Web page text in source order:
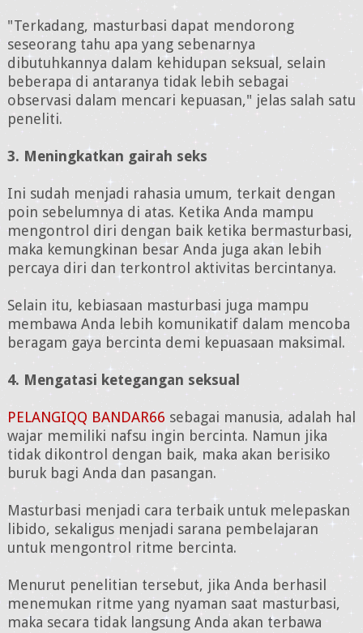
"Terkadang, masturbasi dapat mendorong
seseorang tahu apa yang sebenarnya
dibutuhkannya dalam kehidupan seksual, selain
beberapa di antaranya tidak lebih sebagai
observasi dalam mencari kepuasan," jelas salah satu
peneliti.
3. Meningkatkan gairah seks
Ini sudah menjadi rahasia umum, terkait dengan
poin sebelumnya di atas. Ketika Anda mampu
mengontrol diri dengan baik ketika bermasturbasi,
maka kemungkinan besar Anda juga akan lebih
percaya diri dan terkontrol aktivitas bercintanya.
Selain itu, kebiasaan masturbasi juga mampu
membawa Anda lebih komunikatif dalam mencoba
beragam gaya bercinta demi kepuasaan maksimal.
4. Mengatasi ketegangan seksual
PELANGIQQ BANDAR66 sebagai manusia, adalah hal
wajar memiliki nafsu ingin bercinta. Namun jika
tidak dikontrol dengan baik, maka akan berisiko
buruk bagi Anda dan pasangan.
Masturbasi menjadi cara terbaik untuk melepaskan
libido, sekaligus menjadi sarana pembelajaran
untuk mengontrol ritme bercinta.
Menurut penelitian tersebut, jika Anda berhasil
menemukan ritme yang nyaman saat masturbasi,
maka secara tidak langsung Anda akan terbawa